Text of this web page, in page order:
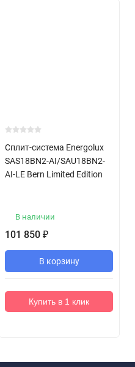
Сплит-система Energolux
SAS18BN2-AI/SAU18BN2-
AI-LE Bern Limited Edition
В наличии
101 850 ₽
В корзину
Купить в 1 клик